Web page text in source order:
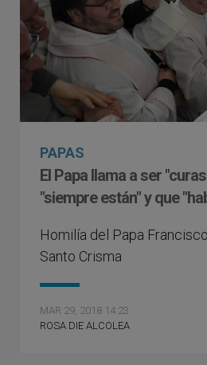
PAPAS
El Papa llama a ser
"siempre están" y que
Homilía del Papa
Santo Crisma
MAR 29, 2018 14:23
ROSA DIE ALCOLEA